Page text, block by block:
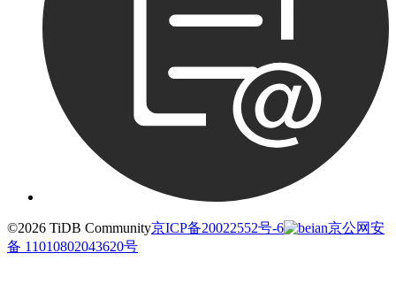
©2026 TiDB Community京ICP备20022552号-6
京公网安
备 11010802043620号